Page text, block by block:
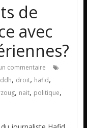
de
avec
commentaire
, droit, hafid,
, nait, politique,